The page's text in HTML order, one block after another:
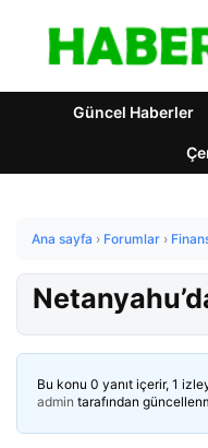
Güncel Haberler
Ana sayfa › Forumlar ›
Bu konu 0 yanıt içerir, 1
admin tarafından